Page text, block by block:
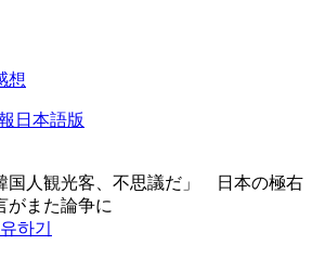
想
日本語版
国人観光客、不思議だ」 日本の極右
がまた論争に
하기